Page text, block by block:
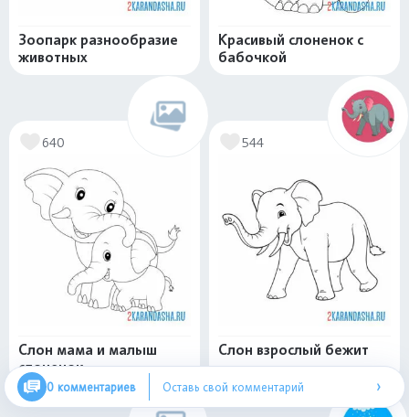
Зоопарк разнообразие
животных
Красивый слоненок с
бабочкой
640
Слон мама и малыш
слоненок
544
Слон взрослый бежит
0 комментариев Оставь свой комментарий ›